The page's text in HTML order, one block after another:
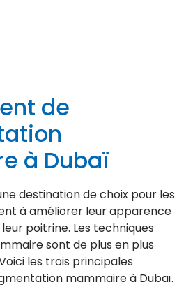
de
à Dubaï
destination de choix pour les
à améliorer leur apparence
poitrine. Les techniques
sont de plus en plus
les trois principales
mammaire à Dubaï.